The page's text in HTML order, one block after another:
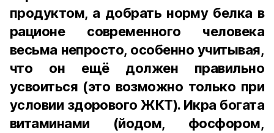
продуктом, а добрать норму белка в
рационе современного человека
весьма непросто, особенно учитывая,
что он ещё должен правильно
усвоиться (это возможно только при
условии здорового ЖКТ). Икра богата
витаминами (йодом, фосфором,